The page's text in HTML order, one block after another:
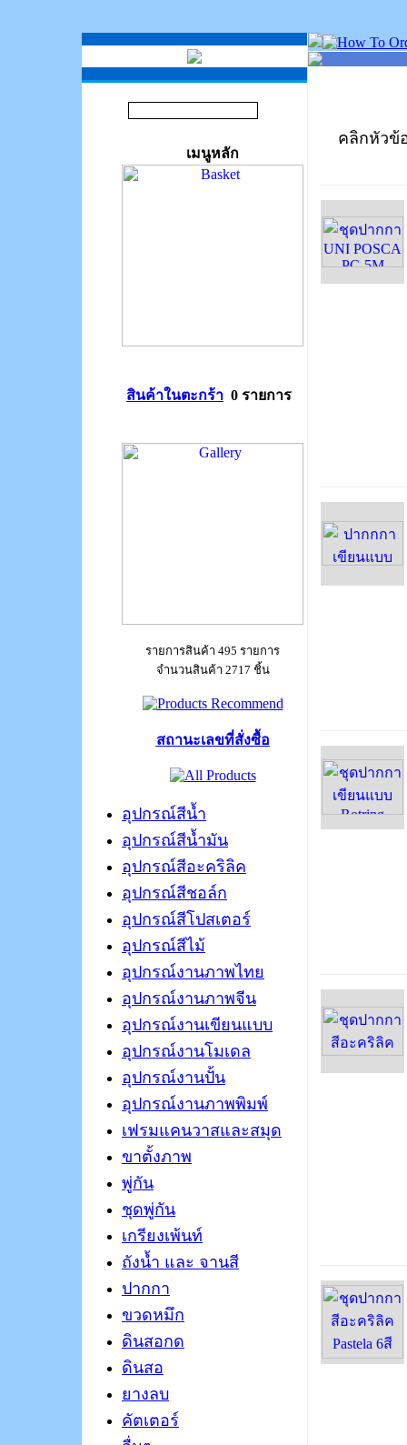
เมนูหลัก
สินค้าในตะกร้า 0 รายการ
รายการสินค้า 495 รายการ
จำนวนสินค้า 2717 ชิ้น
สถานะเลขที่สั่งซื้อ
อุปกรณ์สีน้ำ
อุปกรณ์สีน้ำมัน
อุปกรณ์สีอะคริลิค
อุปกรณ์สีชอล์ก
อุปกรณ์สีโปสเตอร์
อุปกรณ์สีไม้
อุปกรณ์งานภาพไทย
อุปกรณ์งานภาพจีน
อุปกรณ์งานเขียนแบบ
อุปกรณ์งานโมเดล
อุปกรณ์งานปั้น
อุปกรณ์งานภาพพิมพ์
เฟรมแคนวาสและสมุด
ขาตั้งภาพ
พู่กัน
ชุดพู่กัน
เกรียงเพ้นท์
ถังน้ำ และ จานสี
ปากกา
ขวดหมึก
ดินสอกด
ดินสอ
ยางลบ
คัตเตอร์
คลิกหัวข้